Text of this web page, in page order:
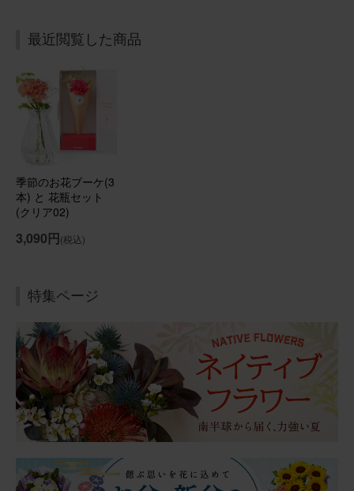
季節のお花ブーケ(3本) と 花瓶セット(ブルー 丸型)
佐知子
用途：
誕生日
大好きなピンク系のカーネーション・バラ・ガーベラで凄
く癒されテンション上がります！ 自分の誕生日のご褒美と
して購入しましたが、良かったです。花も生き生きしてて
状態が良いです。
2026/05/26
ブルーミーユーザーさん
40代
用途：
自宅用
自分の誕生日に
ポイントの有効期限と誕生日が近かったので、自分の誕生
満足です！ 花瓶もレギュラープランにぴったりそうなサイ
ズで、形も使いやすく、重宝しそうです。
最近閲覧した商品
季節のお花ブーケ(3
本) と 花瓶セット
(クリア02)
3,090円(税込)
特集ページ